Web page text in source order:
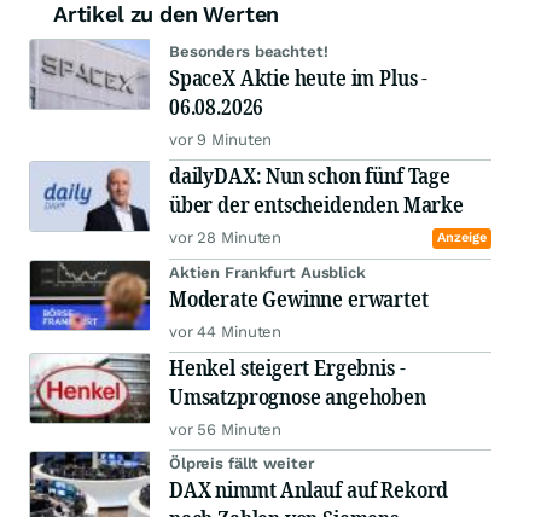
Artikel zu den Werten
Besonders beachtet!
SpaceX Aktie heute im Plus -
06.08.2026
vor 9 Minuten
dailyDAX: Nun schon fünf Tage
über der entscheidenden Marke
vor 28 Minuten Anzeige
Aktien Frankfurt Ausblick
Moderate Gewinne erwartet
vor 44 Minuten
Henkel steigert Ergebnis -
Umsatzprognose angehoben
vor 56 Minuten
Ölpreis fällt weiter
DAX nimmt Anlauf auf Rekord